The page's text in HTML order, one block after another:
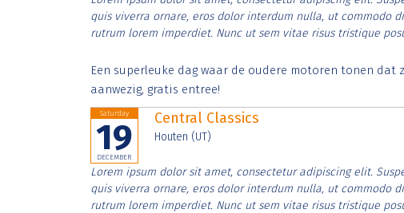
quis viverra ornare, eros dolor interdum nulla, ut commodo
rutrum lorem imperdiet. Nunc ut sem vitae risus tristique
Een superleuke dag waar de oudere motoren tonen
aanwezig, gratis entree!
Saturday
19
DECEMBER
Central Classics
Houten (UT)
Lorem ipsum dolor sit amet, consectetur adipiscing elit.
quis viverra ornare, eros dolor interdum nulla, ut commodo
rutrum lorem imperdiet. Nunc ut sem vitae risus tristique